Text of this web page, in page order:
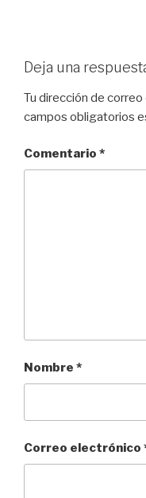
Deja una
Tu dirección de
campos obligatorios
Comentario *
Nombre *
Correo electrónico